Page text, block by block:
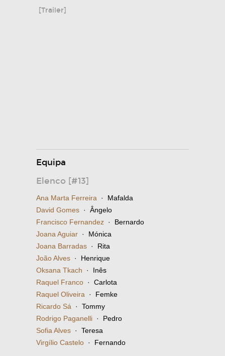
[Trailer]
Equipa
Elenco [#13]
Ana Marta Ferreira · Mafalda
David Gomes · Ângelo
Francisco Fernandez · Bernardo
Joana Aguiar · Mónica
Joana Barradas · Rita
João Alves · Henrique
Oksana Tkach · Inês
Raquel Franco · Carlota
Raquel Oliveira · Femke
Ricardo Sá · Tommy
Rodrigo Paganelli · Pedro
Sofia Alves · Teresa
Virgílio Castelo · Fernando